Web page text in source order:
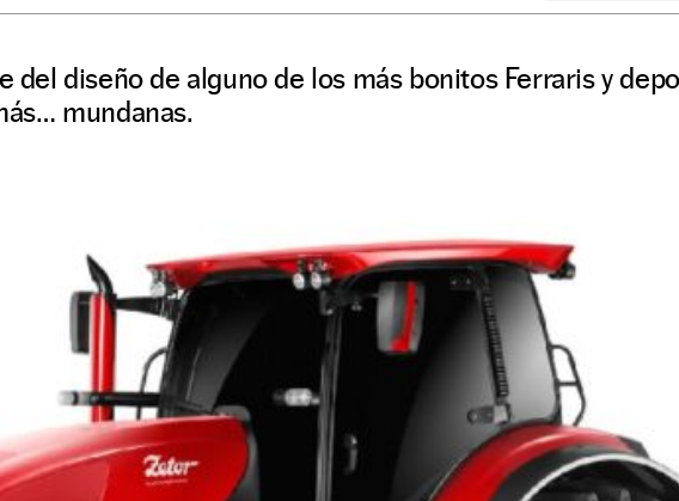
del diseño de alguno de los más bonitos Ferraris y
mundanas.